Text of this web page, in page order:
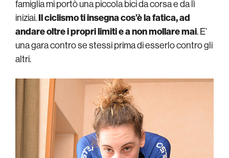
famiglia mi portò una piccola bici da corsa e da lì
iniziai.Il ciclismo ti insegna cos’è la fatica, ad
andare oltre i propri limiti e a non mollare mai. E’
una gara contro se stessi prima di esserlo contro gli
altri.